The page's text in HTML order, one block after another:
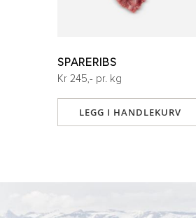
SPARERIBS
Kr 245,- pr. kg
LEGG I HANDLEKURV